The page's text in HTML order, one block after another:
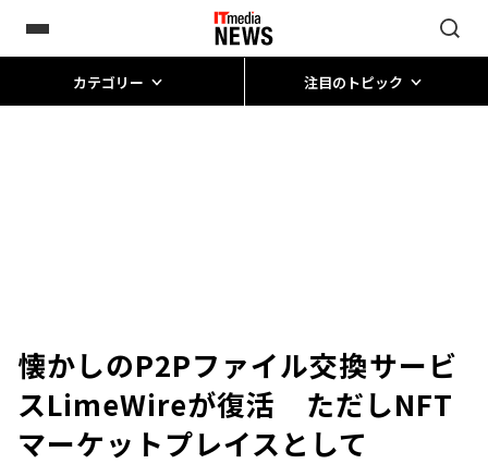
カテゴリー 注目のトピック
懐かしのP2Pファイル交換サービ
スLimeWireが復活 ただしNFT
マーケットプレイスとして